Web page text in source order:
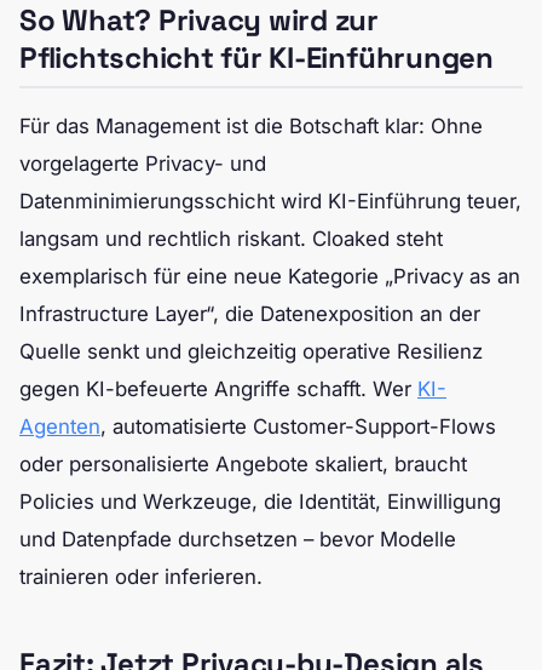
So What? Privacy wird zur
Pflichtschicht für KI-Einführungen
Für das Management ist die Botschaft klar: Ohne
vorgelagerte Privacy- und
Datenminimierungsschicht wird KI-Einführung teuer,
langsam und rechtlich riskant. Cloaked steht
exemplarisch für eine neue Kategorie „Privacy as an
Infrastructure Layer“, die Datenexposition an der
Quelle senkt und gleichzeitig operative Resilienz
gegen KI-befeuerte Angriffe schafft. Wer KI-
Agenten, automatisierte Customer-Support-Flows
oder personalisierte Angebote skaliert, braucht
Policies und Werkzeuge, die Identität, Einwilligung
und Datenpfade durchsetzen – bevor Modelle
trainieren oder inferieren.